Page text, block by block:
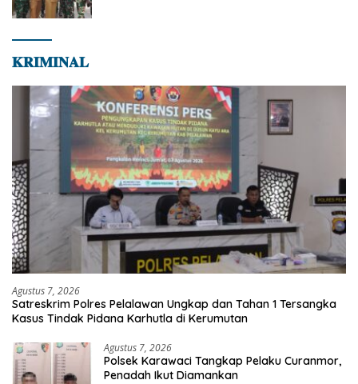
𝐊𝐑𝐈𝐌𝐈𝐍𝐀𝐋
Agustus 7, 2026
Satreskrim Polres Pelalawan Ungkap dan Tahan 1 Tersangka
Kasus Tindak Pidana Karhutla di Kerumutan
Agustus 7, 2026
Polsek Karawaci Tangkap Pelaku Curanmor,
Penadah Ikut Diamankan